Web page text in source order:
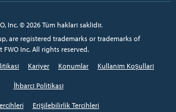
Inc. © 2026 Tüm hakları saklıdır.
are registered trademarks or trademarks of
FWO Inc. All rights reserved.
Kariyer Konumlar Kullanım Koşulları
İhbarcı Politikası
Erişilebilirlik Tercihleri